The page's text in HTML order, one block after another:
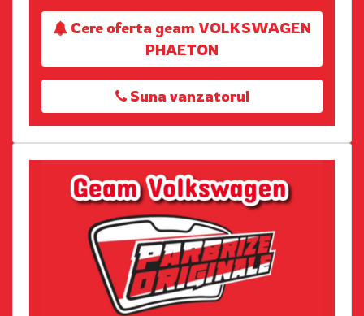
Cere oferta geam VOLKSWAGEN
PHAETON
Suna vanzatorul